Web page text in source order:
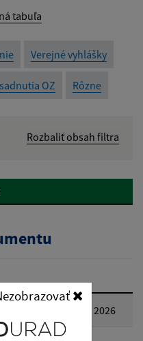
tabuľa
Verejné vyhlášky
OZ Rôzne
Rozbaliť obsah filtra
poplatku na rok 2026